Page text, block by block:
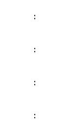
:
:
:
: